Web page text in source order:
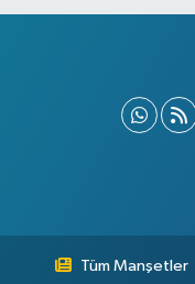
Tüm Manşetler